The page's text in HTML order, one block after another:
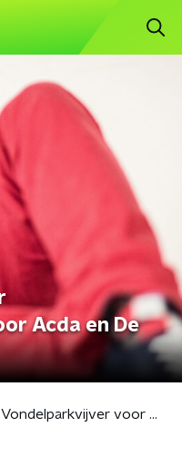
Acda en De
DJ Harm naakt door Vondelparkvijver voor Acda en De Munnik